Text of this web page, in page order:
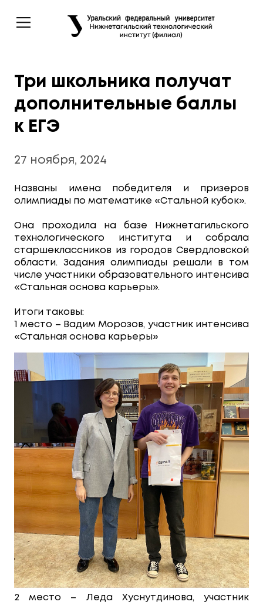
Три школьника получат
дополнительные баллы
к ЕГЭ
27 ноября, 2024
Названы имена победителя и призеров
олимпиады по математике «Стальной кубок».
Она проходила на базе Нижнетагильского
технологического института и собрала
старшеклассников из городов Свердловской
области. Задания олимпиады решали в том
числе участники образовательного интенсива
«Стальная основа карьеры».
Итоги таковы:
1 место – Вадим Морозов, участник интенсива
«Стальная основа карьеры»
2 место – Леда Хуснутдинова, участник